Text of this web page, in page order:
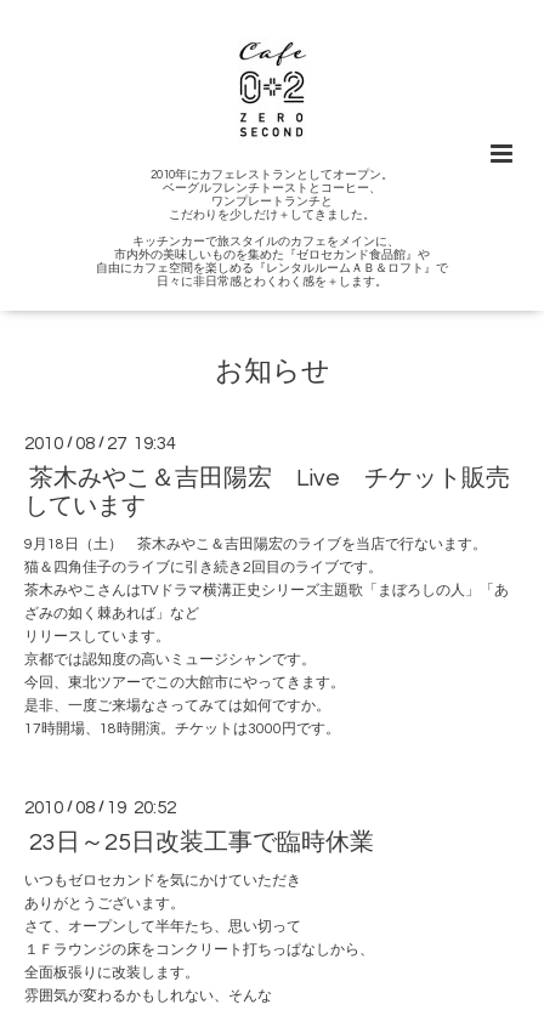
2010年にカフェレストランとしてオープン。
ベーグルフレンチトーストとコーヒー、
ワンプレートランチと
こだわりを少しだけ＋してきました。
キッチンカーで旅スタイルのカフェをメインに、
市内外の美味しいものを集めた『ゼロセカンド食品館』や
自由にカフェ空間を楽しめる『レンタルルームＡＢ＆ロフト』で
日々に非日常感とわくわく感を＋します。
お知らせ
2010 /08 / 27 19:34
茶木みやこ＆吉田陽宏 Live チケット販売
しています
9月18日（土） 茶木みやこ＆吉田陽宏のライブを当店で行ないます。
猫＆四角佳子のライブに引き続き2回目のライブです。
茶木みやこさんはTVドラマ横溝正史シリーズ主題歌「まぼろしの人」「あ
ざみの如く棘あれば」など
リリースしています。
京都では認知度の高いミュージシャンです。
今回、東北ツアーでこの大館市にやってきます。
是非、一度ご来場なさってみては如何ですか。
17時開場、18時開演。チケットは3000円です。
2010 /08 / 19 20:52
23日～25日改装工事で臨時休業
いつもゼロセカンドを気にかけていただき
ありがとうございます。
さて、オープンして半年たち、思い切って
１Ｆラウンジの床をコンクリート打ちっぱなしから、
全面板張りに改装します。
雰囲気が変わるかもしれない、そんな